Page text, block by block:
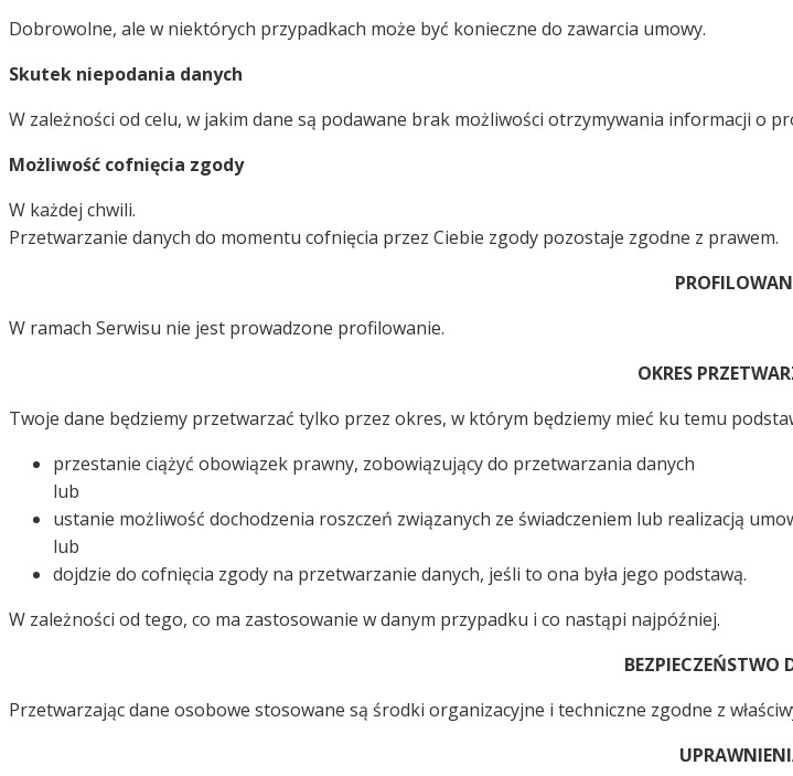
Dobrowolne, ale w niektórych przypadkach może być konieczne do zawarcia umowy.
Skutek niepodania danych
W zależności od celu, w jakim dane są podawane brak możliwości otrzymywania informacji o
Możliwość cofnięcia zgody
W każdej chwili.
Przetwarzanie danych do momentu cofnięcia przez Ciebie zgody pozostaje zgodne z prawem.
W ramach Serwisu nie jest prowadzone profilowanie.
OKRES
Twoje dane będziemy przetwarzać tylko przez okres, w którym będziemy mieć ku temu
przestanie ciążyć obowiązek prawny, zobowiązujący do przetwarzania danych
lub
ustanie możliwość dochodzenia roszczeń związanych ze świadczeniem lub realizacją
lub
dojdzie do cofnięcia zgody na przetwarzanie danych, jeśli to ona była jego podstawą.
W zależności od tego, co ma zastosowanie w danym przypadku i co nastąpi najpóźniej.
BEZPIECZEŃSTWO
Przetwarzając dane osobowe stosowane są środki organizacyjne i techniczne zgodne z